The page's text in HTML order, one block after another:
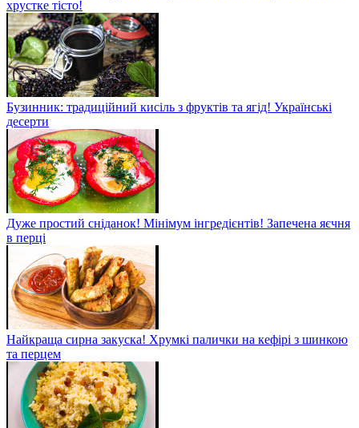
хрустке тісто!
Бузинник: традиційний кисіль з фруктів та ягід! Українські
десерти
Дуже простий сніданок! Мінімум інгредієнтів! Запечена яєчня
в перці
Найкраща сирна закуска! Хрумкі палички на кефірі з шинкою
та перцем